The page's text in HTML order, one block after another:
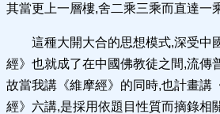
其當更上一層樓,舍二乘三乘而直達一
這種大開大合的思想模式,深受中
經》也就成了在中國佛教徒之間,流傳
故當我講《維摩經》的同時,也計畫講
經》六講,是採用依題目性質而摘錄相